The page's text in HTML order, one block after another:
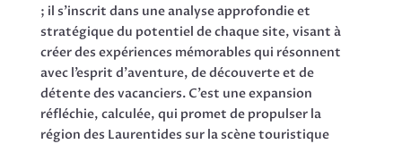
; il s’inscrit dans une analyse approfondie et
stratégique du potentiel de chaque site, visant à
créer des expériences mémorables qui résonnent
avec l’esprit d’aventure, de découverte et de
détente des vacanciers. C’est une expansion
réfléchie, calculée, qui promet de propulser la
région des Laurentides sur la scène touristique